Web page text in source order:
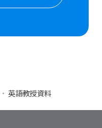
英語教授資料